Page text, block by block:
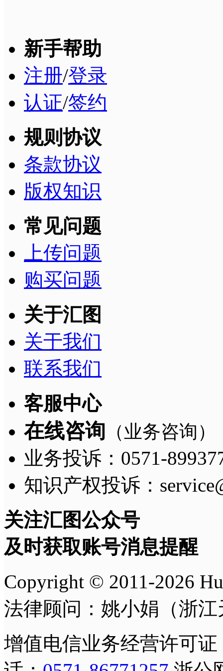
新手帮助
注册/登录
认证/签约
规则协议
条款协议
版权知识
常见问题
上传问题
购买问题
关于汇图
关于我们
联系我们
客服中心
在线咨询 （业务咨询）
业务投诉：0571-
知识产权投诉：
关注汇图公众号
及时获取账号消息提醒
Copyright © 2011-2026
法律顾问：姚小娟（浙
增值电信业务经营许可